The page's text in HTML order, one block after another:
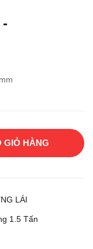
AW
15-
-
GIỎ HÀNG
LÁI
1.5 Tấn